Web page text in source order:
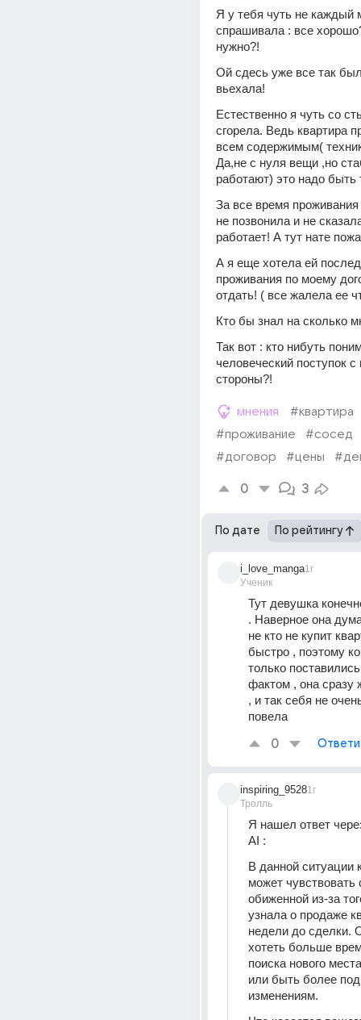
Я у тебя чуть не каждый
спрашивала : все
нужно?!
Ой сдесь уже все так
вьехала!
Естественно я чуть со
сгорела. Ведь квартира
всем содержимым(
Да,не с нуля вещи ,но
работают) это надо быть
За все время
не позвонила и не
работает! А тут нате
А я еще хотела ей
проживания по моему
отдать! ( все жалела ее
Кто бы знал на сколько
Так вот : кто нибуть
человеческий поступок с
стороны?!
мнения
#квартира
#проживание
#сосед
#договор
#цены
0 3
По дате По рейтингу
i_love_manga
Ученик
1г
Тут девушка
. Наверное она
не кто не купит
быстро , поэтому
только
фактом , она сразу
, и так себя не
повела
0
inspiring_9528
Тролль
1г
Я нашел ответ
AI :
В данной ситуации
может чувствовать
обиженной из-за
узнала о продаже
недели до сделки.
хотеть больше
поиска нового
или быть более
изменениям.